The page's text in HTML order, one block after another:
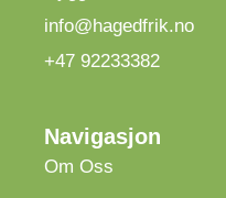
info@hagedfrik.no
+47 92233382
Navigasjon
Om Oss